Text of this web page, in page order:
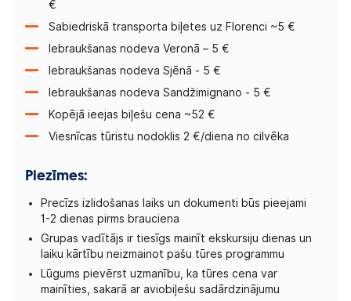
€
Sabiedriskā transporta biļetes uz Florenci ~5 €
Iebraukšanas nodeva Veronā – 5 €
Iebraukšanas nodeva Sjēnā - 5 €
Iebraukšanas nodeva Sandžimignano - 5 €
Kopējā ieejas biļešu cena ~52 €
Viesnīcas tūristu nodoklis 2 €/diena no cilvēka
Piezīmes:
Precīzs izlidošanas laiks un dokumenti būs pieejami
1-2 dienas pirms brauciena
Grupas vadītājs ir tiesīgs mainīt ekskursiju dienas un
laiku kārtību neizmainot pašu tūres programmu
Lūgums pievērst uzmanību, ka tūres cena var
mainīties, sakarā ar aviobiļešu sadārdzinājumu